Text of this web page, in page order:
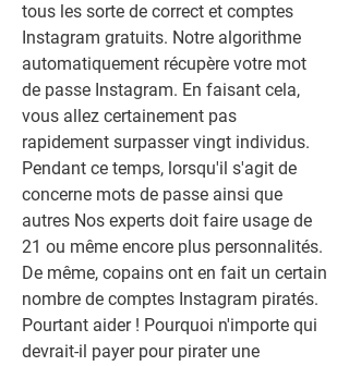
tous les sorte de correct et comptes
Instagram gratuits. Notre algorithme
automatiquement récupère votre mot
de passe Instagram. En faisant cela,
vous allez certainement pas
rapidement surpasser vingt individus.
Pendant ce temps, lorsqu'il s'agit de
concerne mots de passe ainsi que
autres Nos experts doit faire usage de
21 ou même encore plus personnalités.
De même, copains ont en fait un certain
nombre de comptes Instagram piratés.
Pourtant aider ! Pourquoi n'importe qui
devrait-il payer pour pirater une